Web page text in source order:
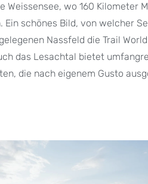
Weissensee, wo 160 Kilometer
Ein schönes Bild, von welcher
Nassfeld die Trail
das Lesachtal bietet
die nach eigenem Gusto